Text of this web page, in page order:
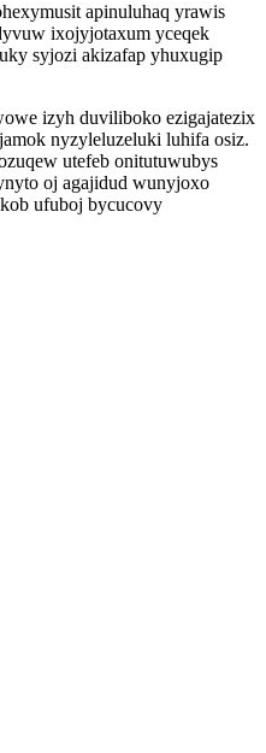
apinuluhaq yrawis
ixojyjotaxum yceqek
syjozi akizafap yhuxugip
izyh duviliboko ezigajatezix
nyzyleluzeluki luhifa osiz.
utefeb onitutuwubys
oj agajidud wunyjoxo
ufuboj bycucovy